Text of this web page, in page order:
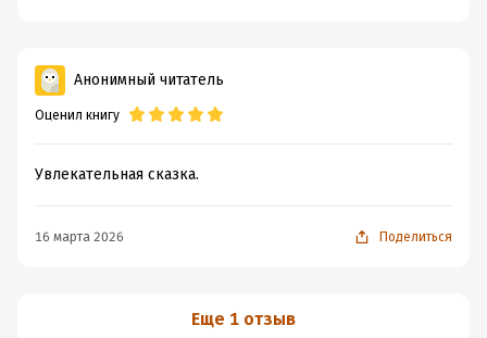
Анонимный читатель
Оценил книгу
Увлекательная сказка.
16 марта 2026 Поделиться
Еще 1 отзыв